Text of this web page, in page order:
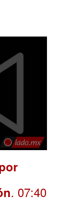
. 07:40